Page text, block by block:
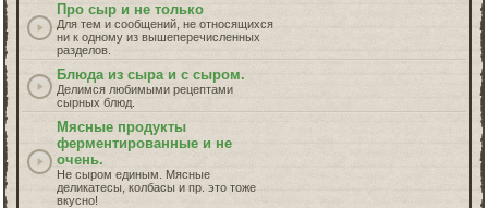
Про сыр и не только
Для тем и сообщений, не относящихся
ни к одному из вышеперечисленных
разделов.
Блюда из сыра и с сыром.
Делимся любимыми рецептами
сырных блюд.
Мясные продукты
ферментированные и не
очень.
Не сыром единым. Мясные
деликатесы, колбасы и пр. это тоже
вкусно!